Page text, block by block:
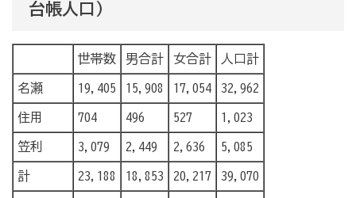
台帳人口）
世帯数 男合計 女合計 人口計
名瀬 19,405 15,908 17,054 32,962
住用 704 496 527 1,023
笠利 3,079 2,449 2,636 5,085
計 23,188 18,853 20,217 39,070